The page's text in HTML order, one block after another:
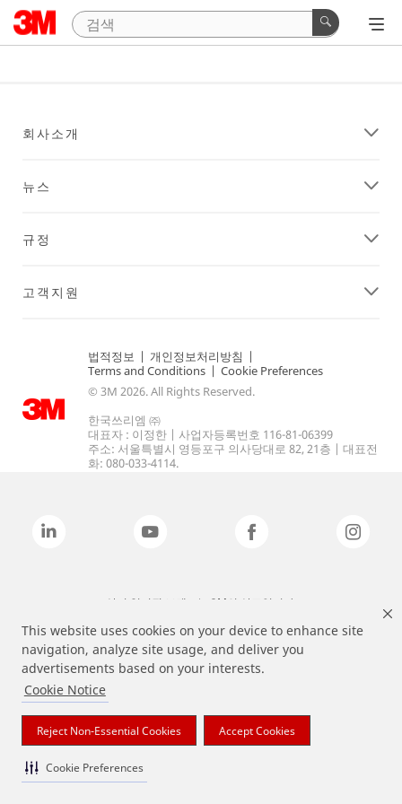
This website uses cookies on your device to enhance site
navigation, analyze site usage, and deliver you
advertisements based on your interests.
Cookie Notice
Reject Non-Essential Cookies Accept Cookies
Cookie Preferences
회사소개
뉴스
규정
고객지원
법적정보 | 개인정보처리방침 |
Terms and Conditions | Cookie Preferences
© 3M 2026. All Rights Reserved.
한국쓰리엠 ㈜
대표자 : 이정한 | 사업자등록번호 116-81-06399
주소: 서울특별시 영등포구 의사당대로 82, 21층 | 대표전
화: 080-033-4114.
상기 열거된 브랜드는 3M의 상표입니다.